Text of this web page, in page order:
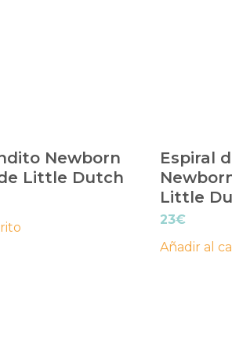
Newborn
Little Dutch
Espiral
Little
23€
Añadir al